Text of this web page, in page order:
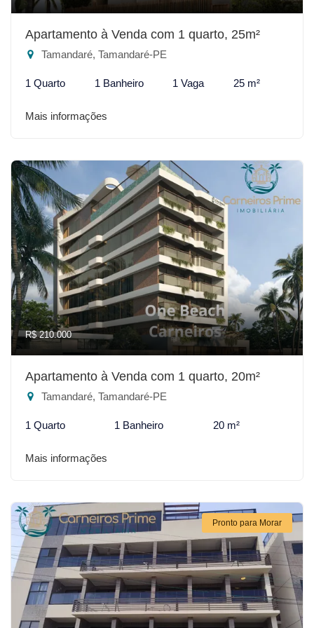
Apartamento à Venda com 1 quarto, 25m²
Tamandaré, Tamandaré-PE
1 Quarto 1 Banheiro 1 Vaga 25 m²
Mais informações
R$ 210.000
Apartamento à Venda com 1 quarto, 20m²
Tamandaré, Tamandaré-PE
1 Quarto 1 Banheiro 20 m²
Mais informações
Pronto para Morar